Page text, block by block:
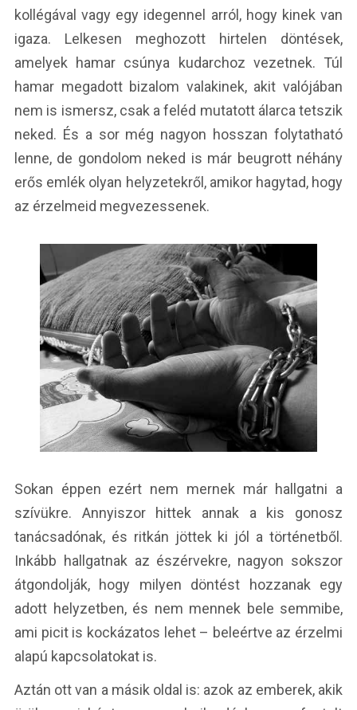
kollégával vagy egy idegennel arról, hogy kinek van
igaza. Lelkesen meghozott hirtelen döntések,
amelyek hamar csúnya kudarchoz vezetnek. Túl
hamar megadott bizalom valakinek, akit valójában
nem is ismersz, csak a feléd mutatott álarca tetszik
neked. És a sor még nagyon hosszan folytatható
lenne, de gondolom neked is már beugrott néhány
erős emlék olyan helyzetekről, amikor hagytad, hogy
az érzelmeid megvezessenek.
Sokan éppen ezért nem mernek már hallgatni a
szívükre. Annyiszor hittek annak a kis gonosz
tanácsadónak, és ritkán jöttek ki jól a történetből.
Inkább hallgatnak az észérvekre, nagyon sokszor
átgondolják, hogy milyen döntést hozzanak egy
adott helyzetben, és nem mennek bele semmibe,
ami picit is kockázatos lehet – beleértve az érzelmi
alapú kapcsolatokat is.
Aztán ott van a másik oldal is: azok az emberek, akik